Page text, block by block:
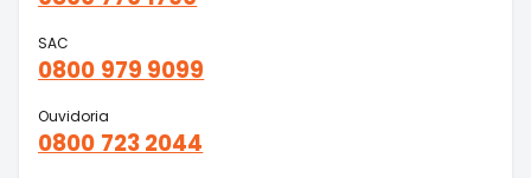
SAC
0800 979 9099
Ouvidoria
0800 723 2044